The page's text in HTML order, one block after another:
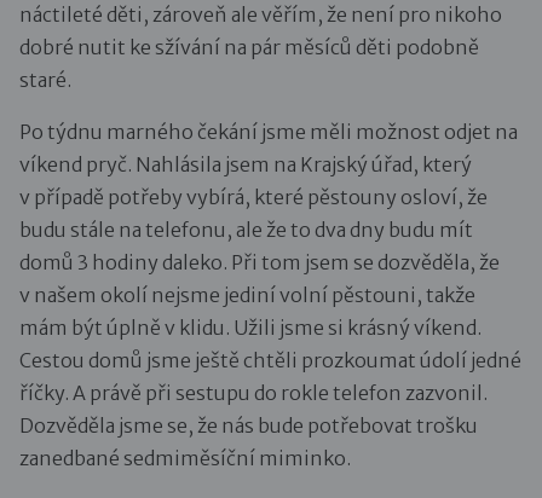
náctileté děti, zároveň ale věřím, že není pro nikoho
dobré nutit ke sžívání na pár měsíců děti podobně
staré.
Po týdnu marného čekání jsme měli možnost odjet na
víkend pryč. Nahlásila jsem na Krajský úřad, který
v případě potřeby vybírá, které pěstouny osloví, že
budu stále na telefonu, ale že to dva dny budu mít
domů 3 hodiny daleko. Při tom jsem se dozvěděla, že
v našem okolí nejsme jediní volní pěstouni, takže
mám být úplně v klidu. Užili jsme si krásný víkend.
Cestou domů jsme ještě chtěli prozkoumat údolí jedné
říčky. A právě při sestupu do rokle telefon zazvonil.
Dozvěděla jsme se, že nás bude potřebovat trošku
zanedbané sedmiměsíční miminko.